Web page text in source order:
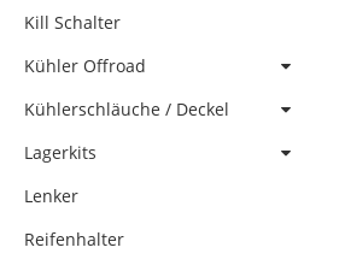
Kill Schalter
Kühler Offroad
Kühlerschläuche / Deckel
Lagerkits
Lenker
Reifenhalter